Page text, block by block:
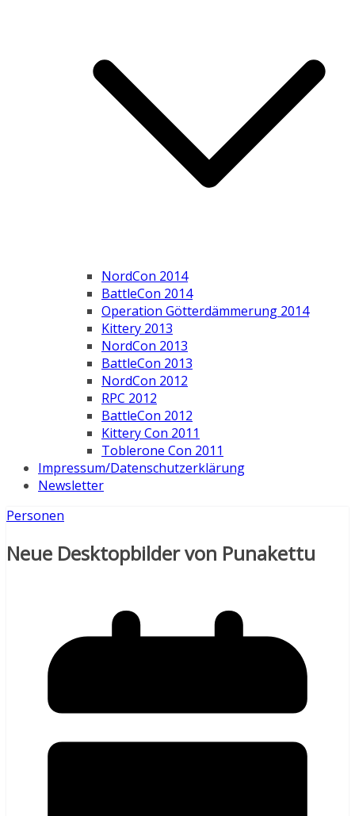
NordCon 2014
BattleCon 2014
Operation Götterdämmerung 2014
Kittery 2013
NordCon 2013
BattleCon 2013
NordCon 2012
RPC 2012
BattleCon 2012
Kittery Con 2011
Toblerone Con 2011
Impressum/Datenschutzerklärung
Newsletter
Personen
Neue Desktopbilder von Punakettu